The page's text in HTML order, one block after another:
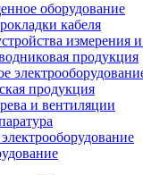
оборудование
кабеля
измерения
продукция
продукция
и вентиляции